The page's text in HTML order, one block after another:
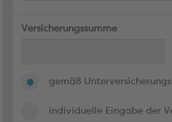
Versicherungssumme
gemäß
individuelle Eingabe der